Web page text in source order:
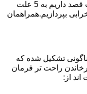
فرمان،با این علل آشنا شوید.در این مطلب قصد داریم به 5 علت
بپردازیم.همراهمان
تشکیل شده که
راحت تر فرمان
از: